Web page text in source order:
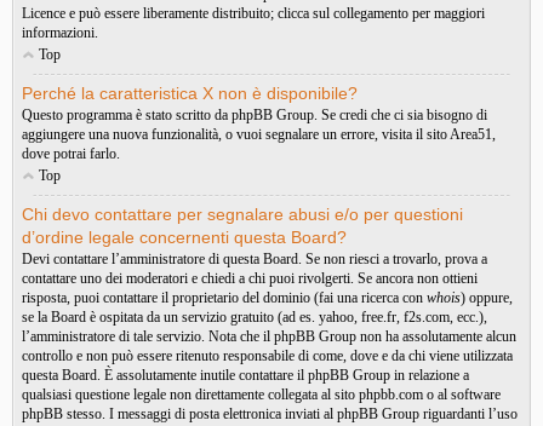
Licence e può essere liberamente distribuito; clicca sul collegamento per maggiori
informazioni.
Top
Perché la caratteristica X non è disponibile?
Questo programma è stato scritto da phpBB Group. Se credi che ci sia bisogno di
aggiungere una nuova funzionalità, o vuoi segnalare un errore, visita il sitoArea51,
dove potrai farlo.
Top
Chi devo contattare per segnalare abusi e/o per questioni
d’ordine legale concernenti questa Board?
Devi contattare l’amministratore di questa Board. Se non riesci a trovarlo, prova a
contattare uno dei moderatori e chiedi a chi puoi rivolgerti. Se ancora non ottieni
risposta, puoi contattare il proprietario del dominio (fai una ricerca con whois) oppure,
se la Board è ospitata da un servizio gratuito (ad es. yahoo, free.fr, f2s.com, ecc.),
l’amministratore di tale servizio. Nota che il phpBB Group non ha assolutamente alcun
controllo e non può essere ritenuto responsabile di come, dove e da chi viene utilizzata
questa Board. È assolutamente inutile contattare il phpBB Group in relazione a
qualsiasi questione legale non direttamente collegata al sito phpbb.com o al software
phpBB stesso. I messaggi di posta elettronica inviati al phpBB Group riguardanti l’uso